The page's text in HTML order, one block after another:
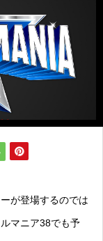
が登場するのでは
マニア38でも予